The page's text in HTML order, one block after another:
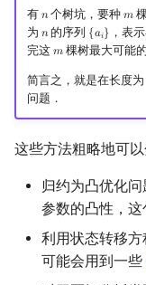
有 𝑛
n个树坑，要种𝑚
m
为 𝑛
n的序列 {𝑎𝑖}
{ai}
，表
完这 𝑚
m棵树最大可能
简言之，就是在长度为
问题．
这些方法粗略地可以
归约为凸优化
参数的凸性，这
利用状态转移
可能会用到一些